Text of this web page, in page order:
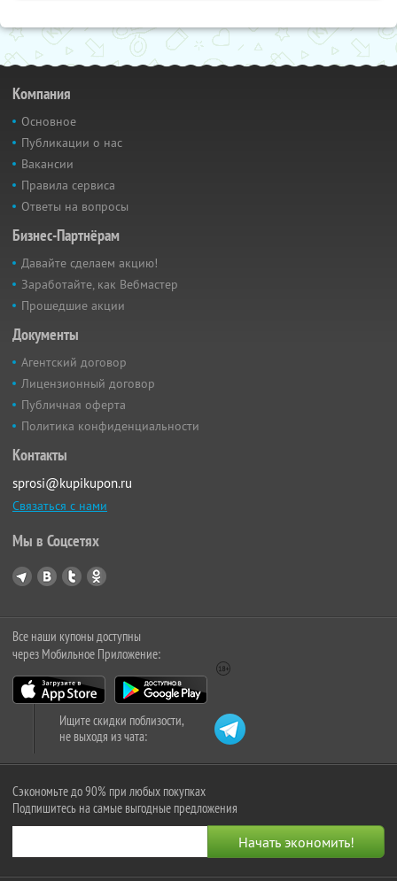
Компания
Основное
Публикации о нас
Вакансии
Правила сервиса
Ответы на вопросы
Бизнес-Партнёрам
Давайте сделаем акцию!
Заработайте, как Вебмастер
Прошедшие акции
Документы
Агентский договор
Лицензионный договор
Публичная оферта
Политика конфиденциальности
Контакты
sprosi@kupikupon.ru
Связаться с нами
Мы в Соцсетях
Все наши купоны доступны
через Мобильное Приложение:
Ищите скидки поблизости,
не выходя из чата:
Сэкономьте до 90% при любых покупках
Подпишитесь на самые выгодные предложения